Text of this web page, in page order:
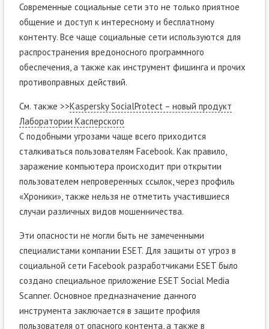
Современные социальные сети это не только приятное
общение и доступ к интересному и бесплатному
контенту. Все чаще социальные сети используются для
распространения вредоносного программного
обеспечения, а также как инструмент фишинга и прочих
противоправных действий.
См. также >>Kaspersky SocialProtect – новый продукт
Лаборатории Касперского
С подобными угрозами чаще всего приходится
сталкиваться пользователям Facebook. Как правило,
заражение компьютера происходит при открытии
пользователем непроверенных ссылок, через профиль
«Хроники», также нельзя не отметить участившиеся
случаи различных видов мошенничества.
Эти опасности не могли быть не замеченными
специалистами компании ESET. Для защиты от угроз в
социальной сети Facebook разработчиками ESET было
создано специальное приложение ESET Social Media
Scanner. Основное предназначение данного
инструмента заключается в защите профиля
пользователя от опасного контента, а также в